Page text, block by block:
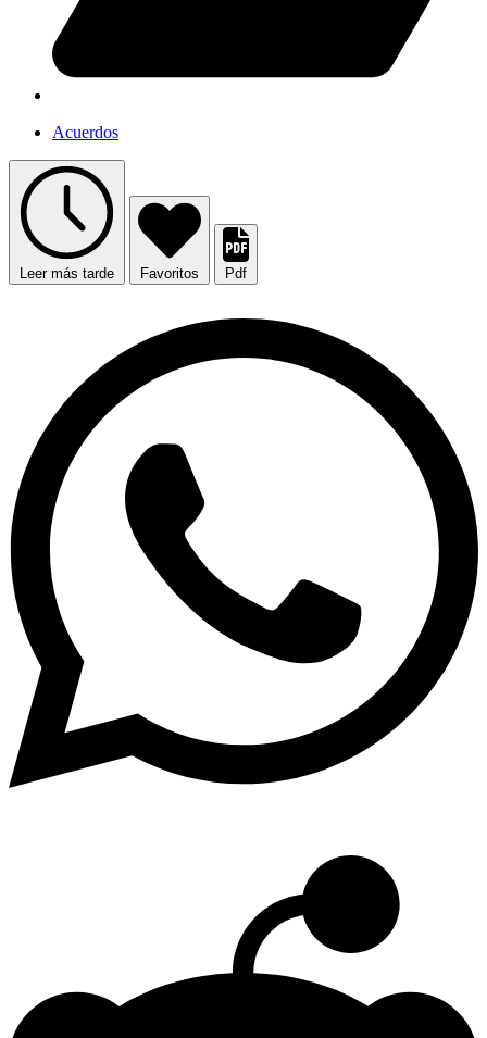
Acuerdos
Leer más tarde Favoritos Pdf